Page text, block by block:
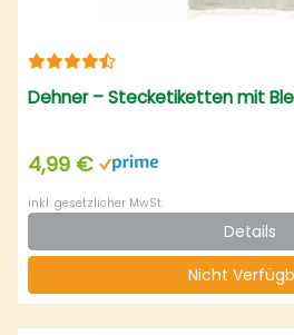
Dehner – Stecketiketten mit
4,99 €
inkl. gesetzlicher MwSt.
Details
Nicht